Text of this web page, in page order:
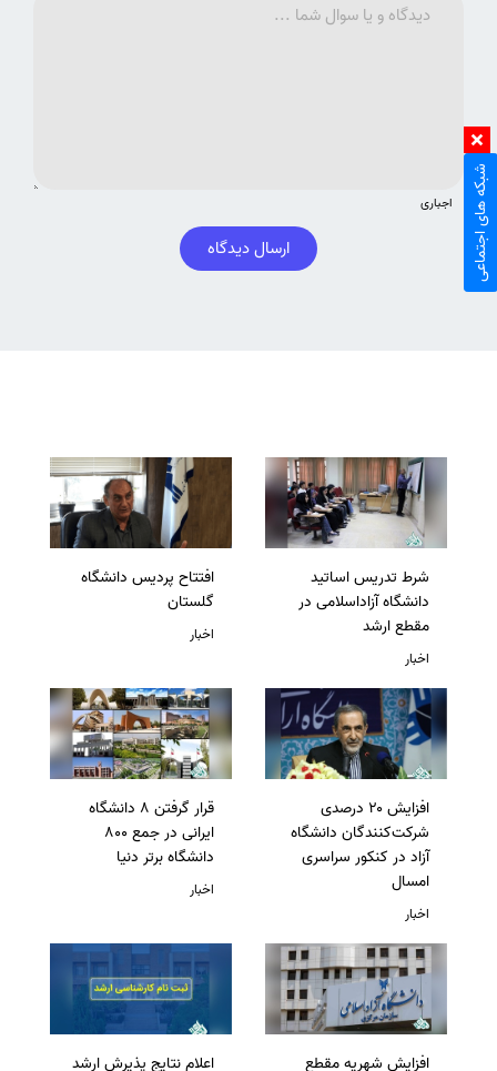
اجباری
ارسال دیدگاه
شرط تدریس اساتید
دانشگاه آزاداسلامی در
مقطع ارشد
اخبار
افتتاح پردیس دانشگاه
گلستان
اخبار
افزایش ۲۰ درصدی
شرکت‌کنندگان دانشگاه
آزاد در کنکور سراسری
امسال
اخبار
قرار گرفتن 8 دانشگاه
ایرانی در جمع 800
دانشگاه برتر دنیا
اخبار
افزایش شهریه مقطع
اعلام نتایج پذیرش ارشد
شبکه های اجتماعی